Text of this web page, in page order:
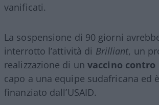
vanificati.
La sospensione di 90 giorni
interrotto l’attività di Brilliant, un
realizzazione di unvaccino contro
capo a una equipe sudafricana ed
finanziato dall’USAID.